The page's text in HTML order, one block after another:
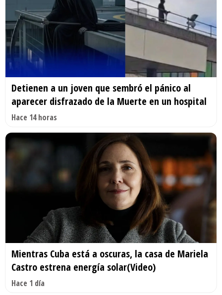
Detienen a un joven que sembró el pánico al
aparecer disfrazado de la Muerte en un hospital
Hace 14 horas
Mientras Cuba está a oscuras, la casa de Mariela
Castro estrena energía solar(Video)
Hace 1 día